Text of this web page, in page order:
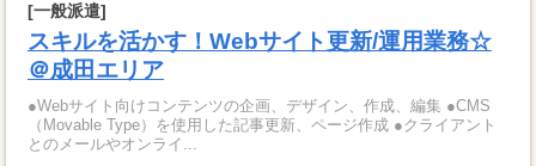
[一般派遣]
スキルを活かす！Webサイト更新/運用業務☆
＠成田エリア
●Webサイト向けコンテンツの企画、デザイン、作成、編集 ●CMS
（Movable Type）を使用した記事更新、ページ作成 ●クライアント
とのメールやオンライ...